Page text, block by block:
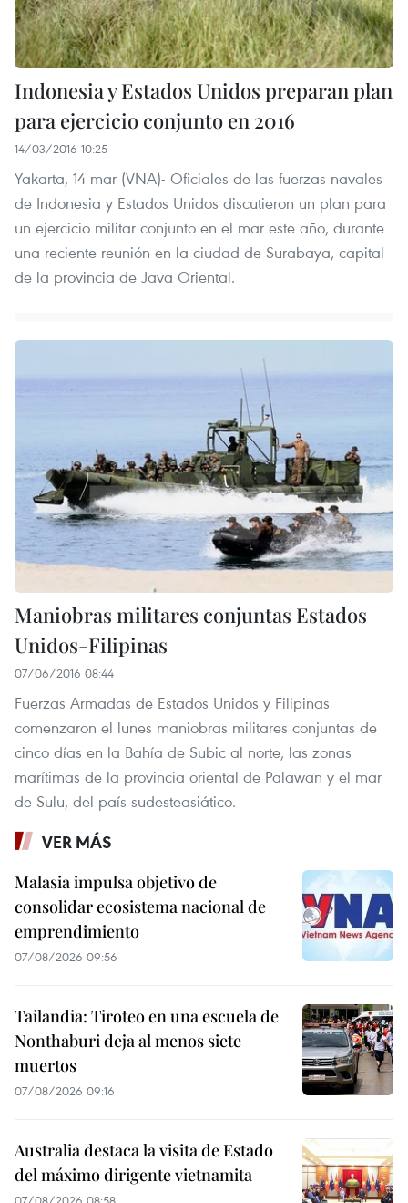
Indonesia y Estados Unidos preparan plan
para ejercicio conjunto en 2016
14/03/2016 10:25
Yakarta, 14 mar (VNA)- Oficiales de las fuerzas navales
de Indonesia y Estados Unidos discutieron un plan para
un ejercicio militar conjunto en el mar este año, durante
una reciente reunión en la ciudad de Surabaya, capital
de la provincia de Java Oriental.
Maniobras militares conjuntas Estados
Unidos-Filipinas
07/06/2016 08:44
Fuerzas Armadas de Estados Unidos y Filipinas
comenzaron el lunes maniobras militares conjuntas de
cinco días en la Bahía de Subic al norte, las zonas
marítimas de la provincia oriental de Palawan y el mar
de Sulu, del país sudesteasiático.
VER MÁS
Malasia impulsa objetivo de
consolidar ecosistema nacional de
emprendimiento
07/08/2026 09:56
Tailandia: Tiroteo en una escuela de
Nonthaburi deja al menos siete
muertos
07/08/2026 09:16
Australia destaca la visita de Estado
del máximo dirigente vietnamita